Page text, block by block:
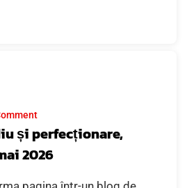
și perfecționare,
2026